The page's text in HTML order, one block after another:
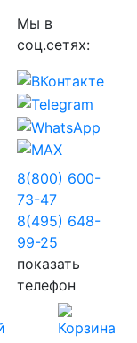
Мы в
соц.сетях:
8(800) 600-
73-47
8(495) 648-
99-25
показать
телефон